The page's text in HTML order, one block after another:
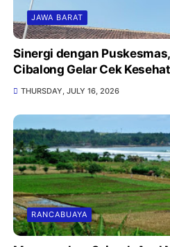
JAWA BARAT
Sinergi dengan
Cibalong Gelar Cek
THURSDAY, JULY 16, 2026
RANCABUAYA